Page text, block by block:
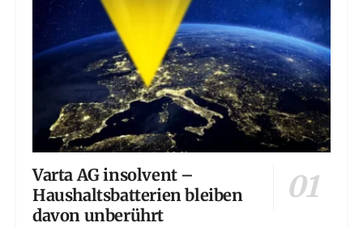
Varta AG insolvent –
Haushaltsbatterien bleiben
davon unberührt